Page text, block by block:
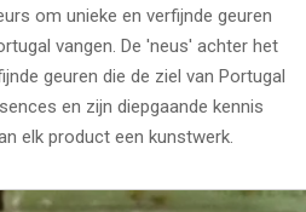
om unieke en verfijnde geuren
vangen. De 'neus' achter het
geuren die de ziel van Portugal
en zijn diepgaande kennis
elk product een kunstwerk.